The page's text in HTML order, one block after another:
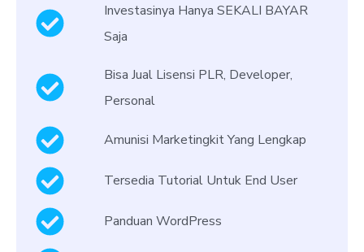
Investasinya Hanya SEKALI BAYAR
Saja
Bisa Jual Lisensi PLR, Developer,
Personal
Amunisi Marketingkit Yang Lengkap
Tersedia Tutorial Untuk End User
Panduan WordPress